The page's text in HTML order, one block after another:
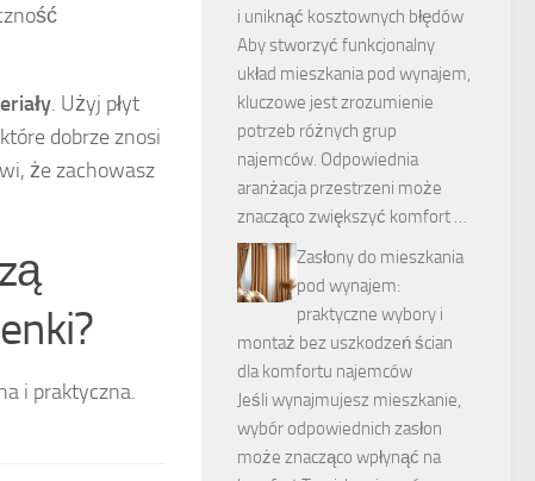
. Użyj płyt
dobrze znosi
że zachowasz
i praktyczna.
i uniknąć kosztownych błędów
Aby stworzyć funkcjonalny
układ mieszkania pod wynajem,
kluczowe jest zrozumienie
potrzeb różnych grup
najemców. Odpowiednia
aranżacja przestrzeni może
znacząco zwiększyć komfort …
Zasłony do mieszkania
pod wynajem:
praktyczne wybory i
montaż bez uszkodzeń ścian
dla komfortu najemców
Jeśli wynajmujesz mieszkanie,
wybór odpowiednich zasłon
może znacząco wpłynąć na